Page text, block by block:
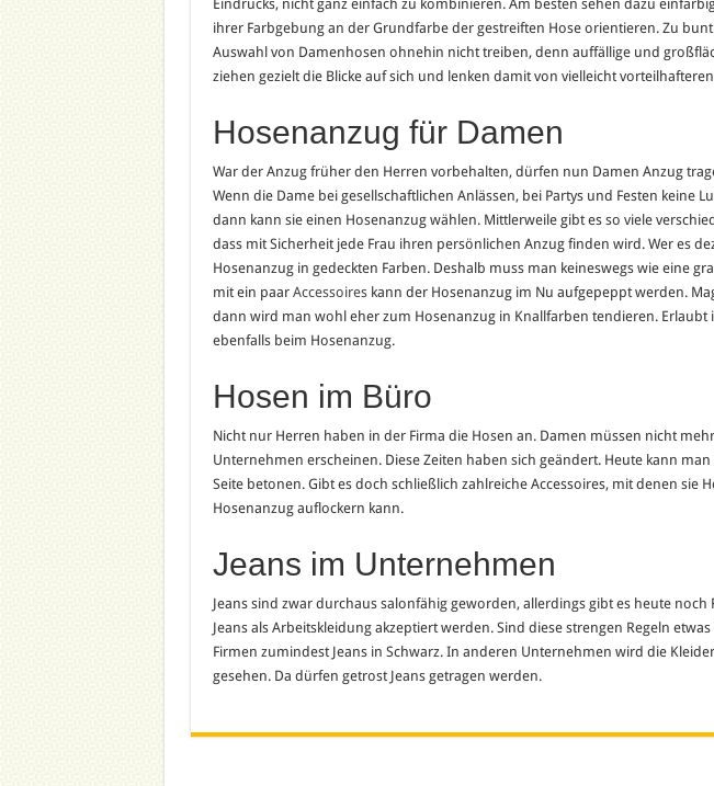
Eindrucks, nicht ganz einfach zu kombinieren. Am besten sehen dazu
ihrer Farbgebung an der Grundfarbe der gestreiften Hose orientieren. Zu
Auswahl von Damenhosen ohnehin nicht treiben, denn auffällige und
ziehen gezielt die Blicke auf sich und lenken damit von vielleicht
Hosenanzug für Damen
War der Anzug früher den Herren vorbehalten, dürfen nun Damen Anzug
Wenn die Dame bei gesellschaftlichen Anlässen, bei Partys und Festen keine
dann kann sie einen Hosenanzug wählen. Mittlerweile gibt es so viele
dass mit Sicherheit jede Frau ihren persönlichen Anzug finden wird. Wer es
Hosenanzug in gedeckten Farben. Deshalb muss man keineswegs wie eine
mit ein paar Accessoireskann der Hosenanzug im Nu aufgepeppt werden.
dann wird man wohl eher zum Hosenanzug in Knallfarben tendieren. Erlaubt
ebenfalls beim Hosenanzug.
Hosen im Büro
Nicht nur Herren haben in der Firma die Hosen an. Damen müssen nicht
Unternehmen erscheinen. Diese Zeiten haben sich geändert. Heute kann
Seite betonen. Gibt es doch schließlich zahlreiche Accessoires, mit denen sie
Hosenanzug auflockern kann.
Jeans im Unternehmen
Jeans sind zwar durchaus salonfähig geworden, allerdings gibt es heute noch
Jeans als Arbeitskleidung akzeptiert werden. Sind diese strengen Regeln
Firmen zumindest Jeans in Schwarz. In anderen Unternehmen wird die
gesehen. Da dürfen getrost Jeans getragen werden.